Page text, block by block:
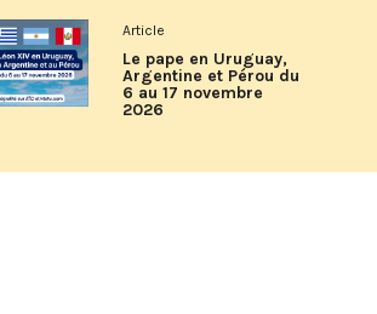
Article
Le pape en Uruguay,
Argentine et Pérou du
6 au 17 novembre
2026